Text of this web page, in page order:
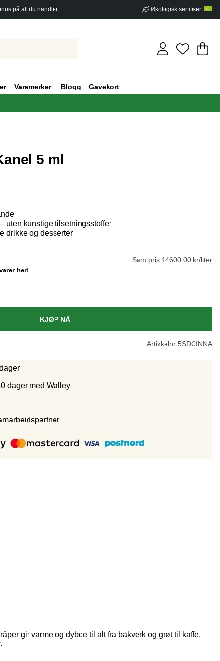
på alt du handler Økologisk sertifisert
.
Varemerker Blogg Gavekort
5 ml
uten kunstige tilsetningsstoffer
drikke og desserter
Sam.pris:14600.00 kr/liter
her!
KJØP NÅ
Artikkelnr:5SDCINNA
dager med Walley
r
gir varme og dybde til alt fra bakverk og grøt til kaffe,